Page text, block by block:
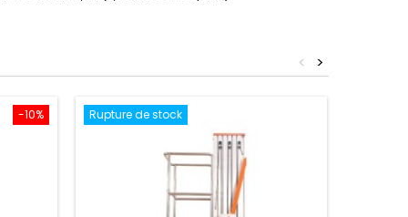
>
<
-10% Rupture de stock